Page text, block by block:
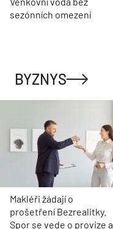
sezónních omezení
BYZNYS
Makléři žádají o
prošetření Bezrealitky.
Spor se vede o provize a